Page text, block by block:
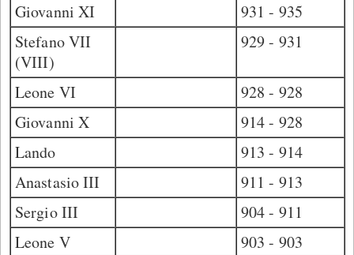
Giovanni XI
931 - 935
Stefano VII
(VIII)
929 - 931
Leone VI
928 - 928
Giovanni X
914 - 928
Lando
913 - 914
Anastasio III
911 - 913
Sergio III
904 - 911
Leone V
903 - 903